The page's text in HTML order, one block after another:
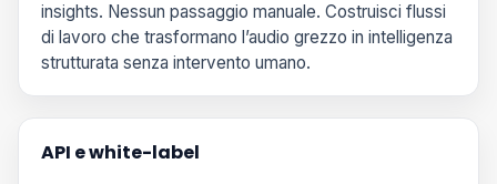
insights. Nessun passaggio manuale. Costruisci flussi
di lavoro che trasformano l’audio grezzo in intelligenza
strutturata senza intervento umano.
API e white-label